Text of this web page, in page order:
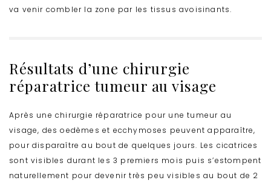
va venir combler la zone par les tissus avoisinants.
Résultats d’une chirurgie
réparatrice tumeur au visage
Après une chirurgie réparatrice pour une tumeur au
visage, des oedèmes et ecchymoses peuvent apparaître,
pour disparaître au bout de quelques jours. Les cicatrices
sont visibles durant les 3 premiers mois puis s’estompent
naturellement pour devenir très peu visibles au bout de 2